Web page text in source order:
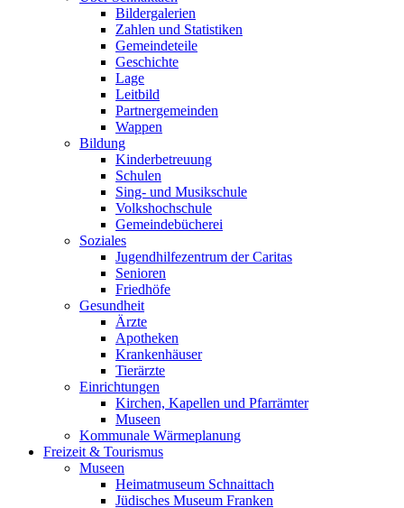
Bildergalerien
Zahlen und Statistiken
Gemeindeteile
Geschichte
Lage
Leitbild
Partnergemeinden
Wappen
Bildung
Kinderbetreuung
Schulen
Sing- und Musikschule
Volkshochschule
Gemeindebücherei
Soziales
Jugendhilfezentrum der Caritas
Senioren
Friedhöfe
Gesundheit
Ärzte
Apotheken
Krankenhäuser
Tierärzte
Einrichtungen
Kirchen, Kapellen und Pfarrämter
Museen
Kommunale Wärmeplanung
Freizeit & Tourismus
Museen
Heimatmuseum Schnaittach
Jüdisches Museum Franken